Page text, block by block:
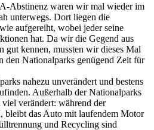
Abstinenz waren wir mal wieder im
unterwegs. Dort liegen die
aufgereiht, wobei jeder seine
hat. Da wir die Gegend aus
gut kennen, mussten wir dieses Mal
den Nationalparks genügend Zeit für
nahezu unverändert und bestens
Außerhalb der Nationalparks
verändert: während der
bleibt das Auto mit laufendem Motor
und Recycling sind